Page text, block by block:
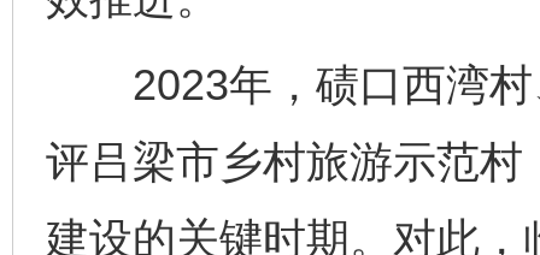
2023年，碛口西湾村
评吕梁市乡村旅游示范
建设的关键时期。对此